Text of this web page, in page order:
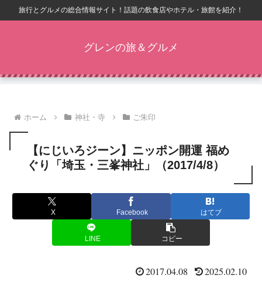
旅行とグルメの総合情報サイト！話題の飲食店やホテル・旅館を紹介！
グレンの旅＆グルメ
ホーム 神社・寺 ご朱印
【にじいろジーン】ニッポン開運 福め
ぐり「埼玉・三峯神社」（2017/4/8）
X Facebook はてブ
LINE コピー
2017.04.08 2025.02.10